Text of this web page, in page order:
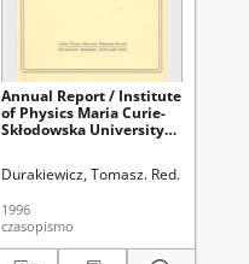
Annual Report / Institute
of Physics Maria Curie-
Skłodowska University
Durakiewicz, Tomasz. Red.
1996
czasopismo